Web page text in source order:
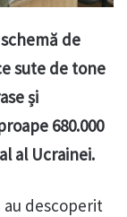
de
sute de tone
și
680.000
al Ucrainei.
descoperit